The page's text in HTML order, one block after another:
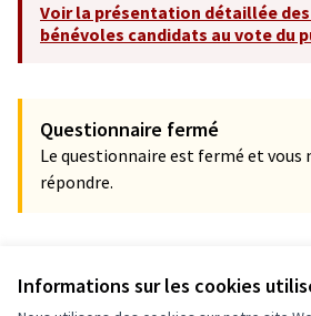
Informations sur les cookies
Voir la présentation détaillée
bénévoles candidats au vote du
Questionnaire fermé
Le questionnaire est fermé et vous
répondre.